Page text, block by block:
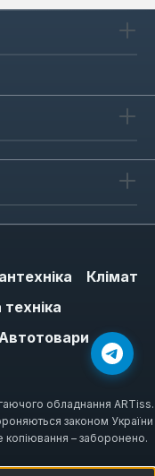
так і в
20-24 мм до
діаметр
труби, яку
виміряйте
— хомут
умови
краще
Клімат
обладнання ARTiss.
законом України
копіювання – заборонено.